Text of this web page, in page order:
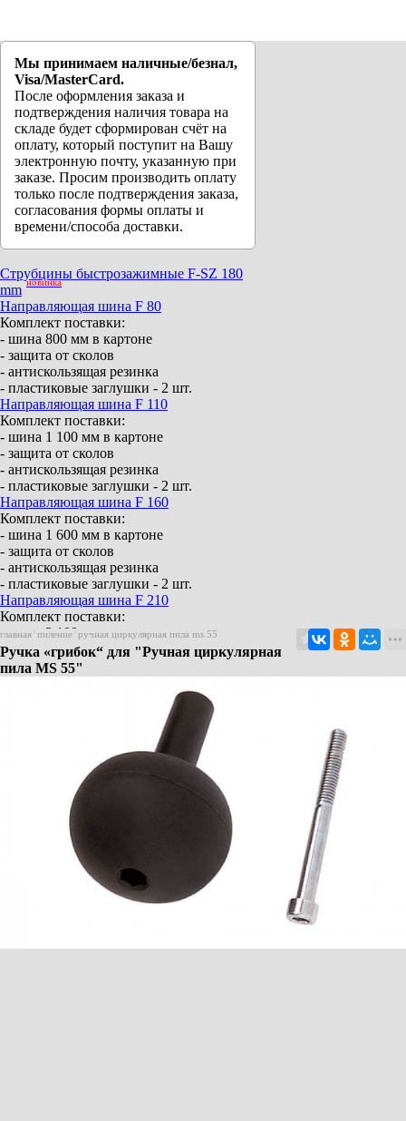
Мы принимаем наличные/безнал,
Visa/MasterCard.
После оформления заказа и
подтверждения наличия товара на
складе будет сформирован счёт на
оплату, который поступит на Вашу
электронную почту, указанную при
заказе. Просим производить оплату
только после подтверждения заказа,
согласования формы оплаты и
времени/способа доставки.
Струбцины быстрозажимные F-SZ 180
mm новинка
Направляющая шина F 80
Комплект поставки:
- шина 800 мм в картоне
- защита от сколов
- антискользящая резинка
- пластиковые заглушки - 2 шт.
Направляющая шина F 110
Комплект поставки:
- шина 1 100 мм в картоне
- защита от сколов
- антискользящая резинка
- пластиковые заглушки - 2 шт.
Направляющая шина F 160
Комплект поставки:
- шина 1 600 мм в картоне
- защита от сколов
- антискользящая резинка
- пластиковые заглушки - 2 шт.
Направляющая шина F 210
Комплект поставки:
- шина 2 100 мм в картоне
- защита от сколов
- антискользящая резинка
- пластиковые заглушки - 2 шт.
- шина 3 100 мм в картоне
- антискользящая резинка
- пластиковые заглушки - 2 шт.
Элемент соединения F-VS
Для 2 направляющих шин
Aerofix система – вакуумного крепления F-
(шина, адаптер для верхнего и нижнего
Гибкий шланг FXS-L
главная / пиление / ручная циркулярная пила ms 55
Ручка «грибок“ для "Ручная циркулярная
пила MS 55"